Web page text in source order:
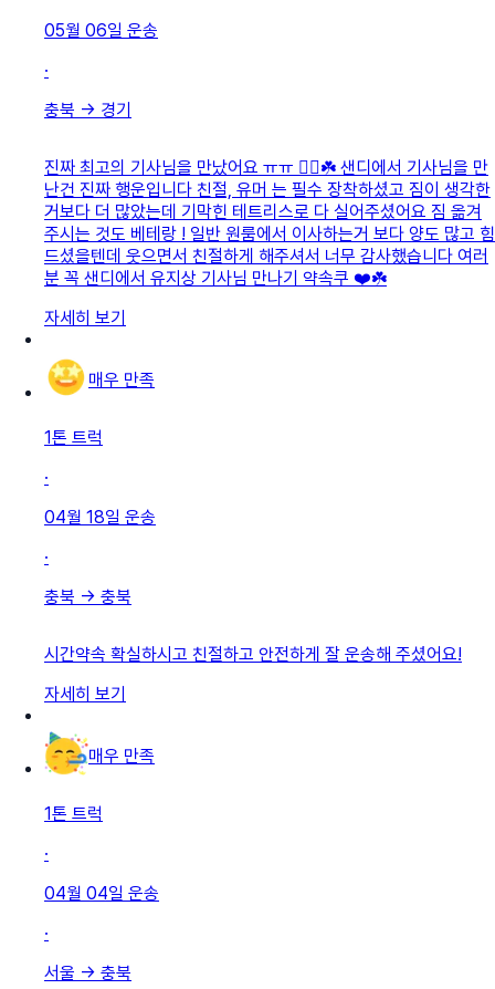
05월 06일 운송
·
충북 → 경기
진짜 최고의 기사님을 만났어요 ㅠㅠ 👍🏻☘️ 샌디에서 기사님을 만
난건 진짜 행운입니다 친절, 유머 는 필수 장착하셨고 짐이 생각한
거보다 더 많았는데 기막힌 테트리스로 다 실어주셨어요 짐 옮겨
주시는 것도 베테랑 ! 일반 원룸에서 이사하는거 보다 양도 많고 힘
드셨을텐데 웃으면서 친절하게 해주셔서 너무 감사했습니다 여러
분 꼭 샌디에서 유지상 기사님 만나기 약속쿠 ❤️☘️
자세히 보기
매우 만족
1톤 트럭
·
04월 18일 운송
·
충북 → 충북
시간약속 확실하시고 친절하고 안전하게 잘 운송해 주셨어요!
자세히 보기
매우 만족
1톤 트럭
·
04월 04일 운송
·
서울 → 충북